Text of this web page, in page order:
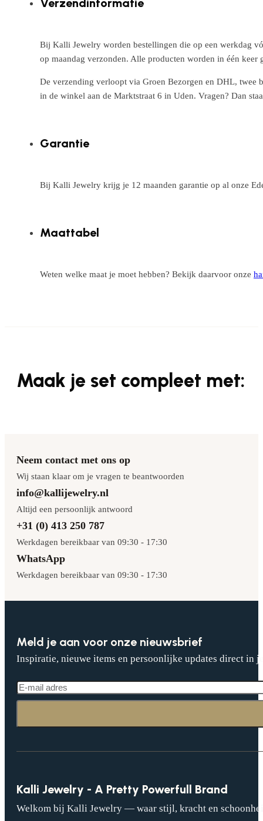
Bij Kalli Jewelry worden bestellingen die op een werkdag
op maandag verzonden. Alle producten worden in één
De verzending verloopt via Groen Bezorgen en DHL, twee
in de winkel aan de Marktstraat 6 in Uden. Vragen? Dan
Garantie
Bij Kalli Jewelry krijg je 12 maanden garantie op al onze
Maattabel
Weten welke maat je moet hebben? Bekijk daarvoor onze
Maak je set compleet met:
Neem contact met ons op
Wij staan klaar om je vragen te beantwoorden
info@kallijewelry.nl
Altijd een persoonlijk antwoord
+31 (0) 413 250 787
Werkdagen bereikbaar van 09:30 - 17:30
WhatsApp
Werkdagen bereikbaar van 09:30 - 17:30
Meld je aan voor onze nieuwsbrief
Inspiratie, nieuwe items en persoonlijke updates direct in
Kalli Jewelry - A Pretty Powerfull Brand
Welkom bij Kalli Jewelry — waar stijl, kracht en